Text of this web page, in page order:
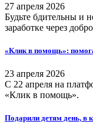
27 апреля 2026
Будьте бдительны и
заработке через
«Клик в помощь»:
23 апреля 2026
С 22 апреля на
«Клик в помощь».
Подарили детям день, в